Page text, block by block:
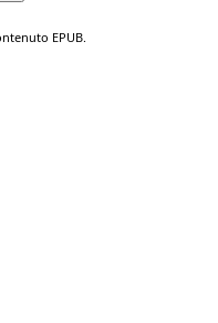
EPUB.